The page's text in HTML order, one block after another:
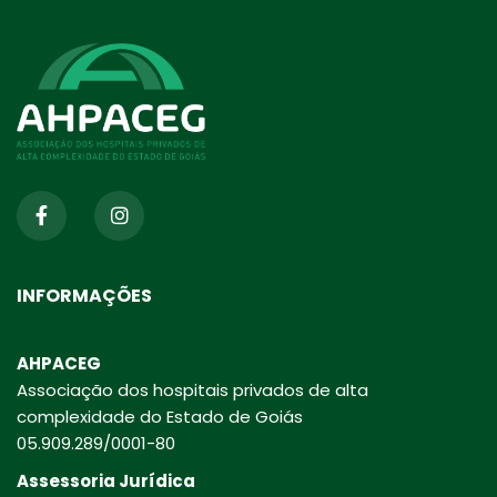
INFORMAÇÕES
AHPACEG
Associação dos hospitais privados de alta
complexidade do Estado de Goiás
05.909.289/0001-80
Assessoria Jurídica